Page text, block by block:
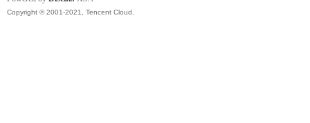
Copyright © 2001-2021, Tencent Cloud.